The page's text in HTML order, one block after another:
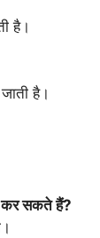
है।
है।
कर सकते हैं?